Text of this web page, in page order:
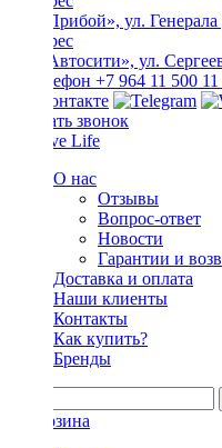
ТЦ «Прибой», ул.
ТЦ «Автосити», ул.
+7 964 11 500 11
Заказать звонок
О нас
Отзывы
Вопрос-ответ
Новости
Гарантии и
Доставка и оплата
Наши клиенты
Контакты
Как купить?
Бренды